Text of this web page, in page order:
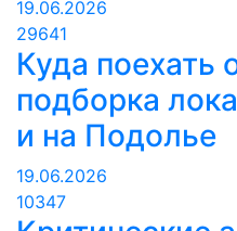
19.06.2026
29641
Куда поехать
подборка
и на Подолье
19.06.2026
10347